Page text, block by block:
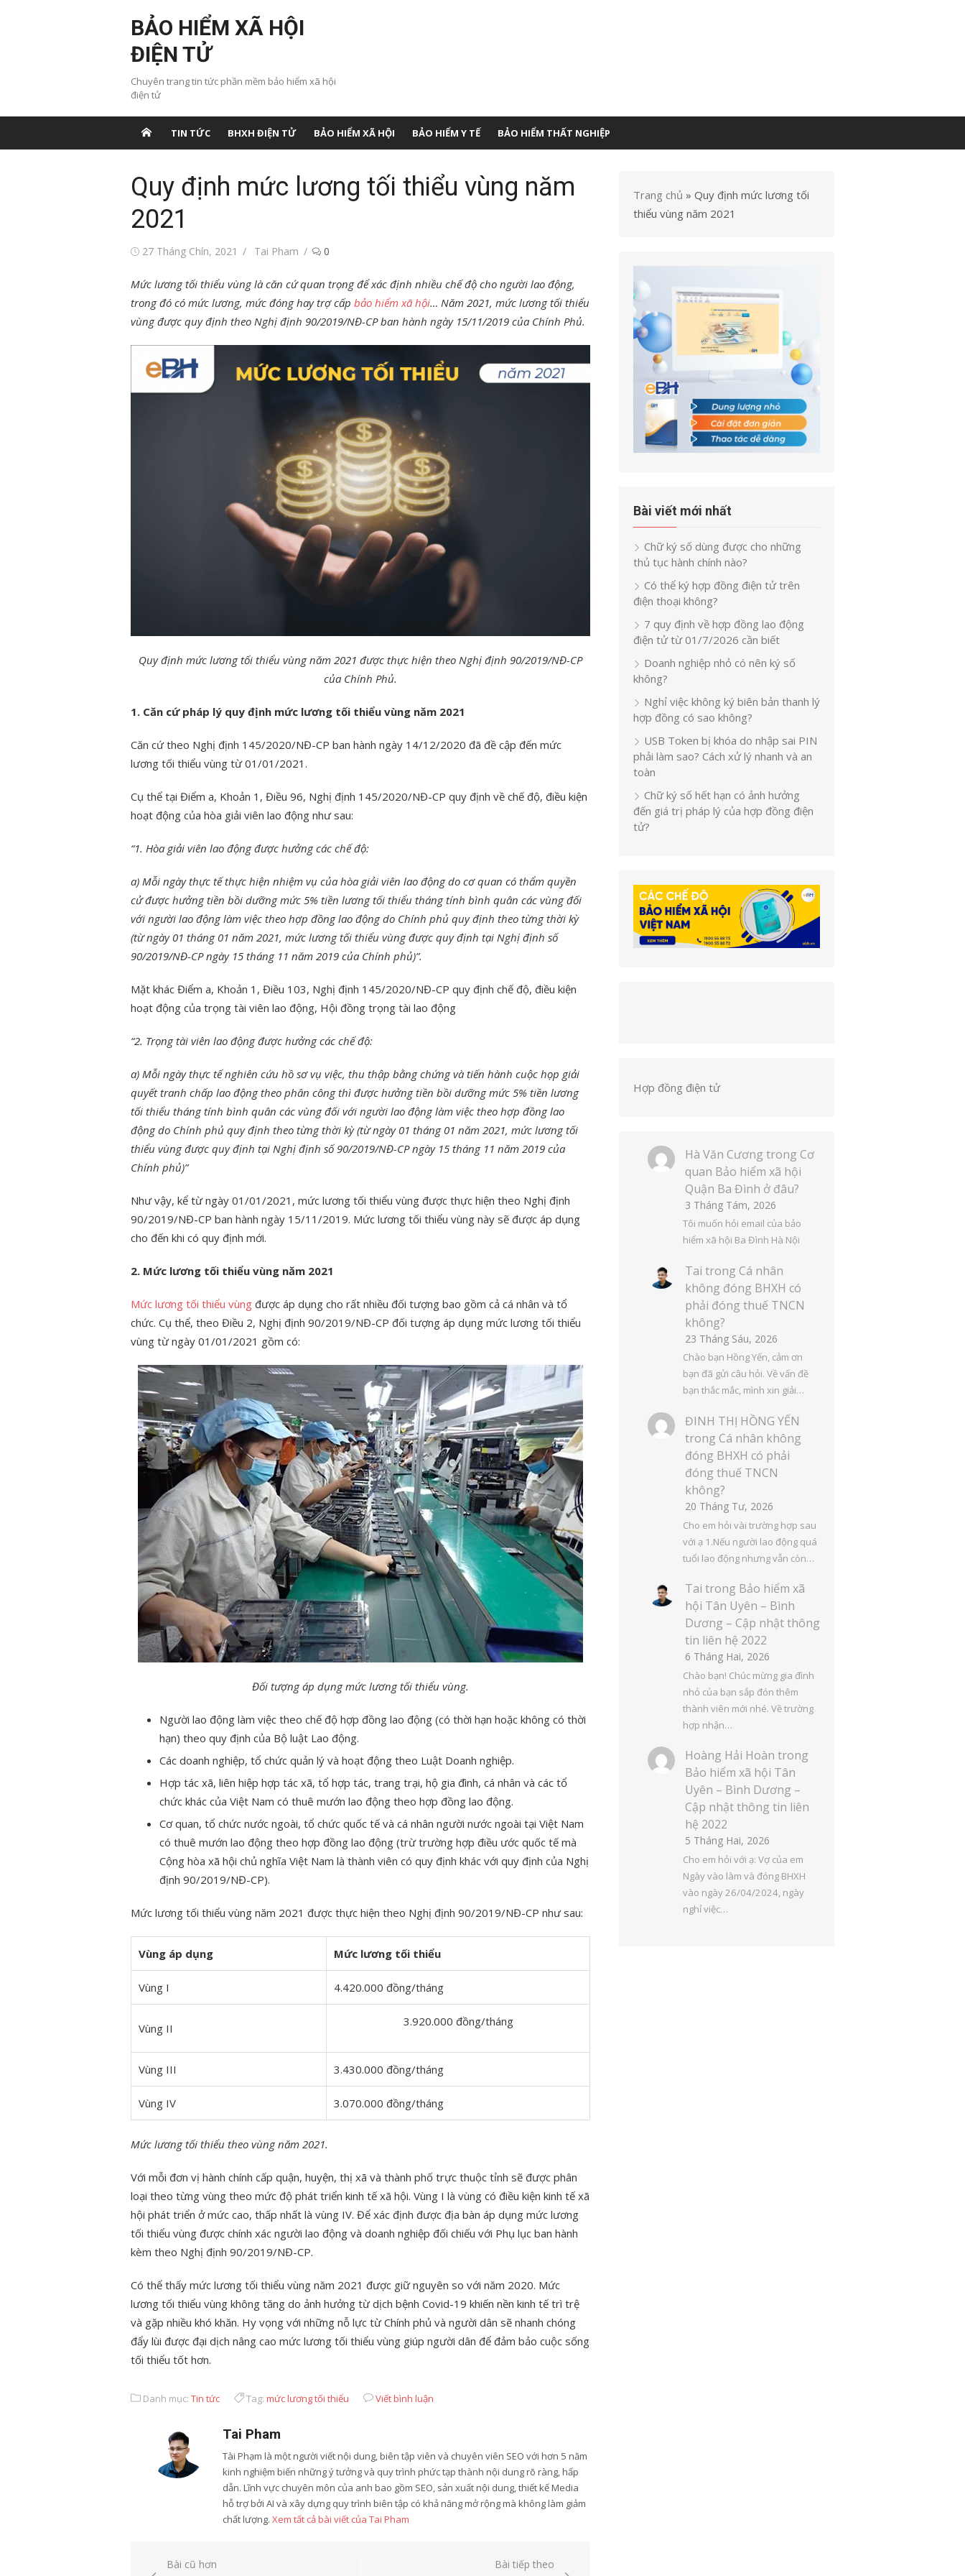
BẢO HIỂM XÃ HỘI
ĐIỆN TỬ
Chuyên trang tin tức phần mềm bảo hiểm xã hội
điện tử
TIN TỨC BHXH ĐIỆN TỬ BẢO HIỂM XÃ HỘI BẢO HIỂM Y TẾ BẢO HIỂM THẤT NGHIỆP
Quy định mức lương tối thiểu vùng năm
2021
Đăng27 Tháng Chín, 2021
Tác
Tai Pham 0
Mức lương tối thiểu vùng là căn cứ quan trọng để xác định nhiều chế độ cho người lao động,
trong đó có mức lương, mức đóng hay trợ cấp bảo hiểm xã hội… Năm 2021, mức lương tối thiểu
vùng được quy định theo Nghị định 90/2019/NĐ-CP ban hành ngày 15/11/2019 của Chính Phủ.
Quy định mức lương tối thiểu vùng năm 2021 được thực hiện theo Nghị định 90/2019/NĐ-CP
của Chính Phủ.
1. Căn cứ pháp lý quy định mức lương tối thiểu vùng năm 2021
Căn cứ theo Nghị định 145/2020/NĐ-CP ban hành ngày 14/12/2020 đã đề cập đến mức
lương tối thiểu vùng từ 01/01/2021.
Cụ thể tại Điểm a, Khoản 1, Điều 96, Nghị định 145/2020/NĐ-CP quy định về chế độ, điều kiện
hoạt động của hòa giải viên lao động như sau:
“1. Hòa giải viên lao động được hưởng các chế độ:
a) Mỗi ngày thực tế thực hiện nhiệm vụ của hòa giải viên lao động do cơ quan có thẩm quyền
cử được hưởng tiền bồi dưỡng mức 5% tiền lương tối thiểu tháng tính bình quân các vùng đối
với người lao động làm việc theo hợp đồng lao động do Chính phủ quy định theo từng thời kỳ
(từ ngày 01 tháng 01 năm 2021, mức lương tối thiểu vùng được quy định tại Nghị định số
90/2019/NĐ-CP ngày 15 tháng 11 năm 2019 của Chính phủ)”.
Mặt khác Điểm a, Khoản 1, Điều 103, Nghị định 145/2020/NĐ-CP quy định chế độ, điều kiện
hoạt động của trọng tài viên lao động, Hội đồng trọng tài lao động
“2. Trọng tài viên lao động được hưởng các chế độ:
a) Mỗi ngày thực tế nghiên cứu hồ sơ vụ việc, thu thập bằng chứng và tiến hành cuộc họp giải
quyết tranh chấp lao động theo phân công thì được hưởng tiền bồi dưỡng mức 5% tiền lương
tối thiểu tháng tính bình quân các vùng đối với người lao động làm việc theo hợp đồng lao
động do Chính phủ quy định theo từng thời kỳ (từ ngày 01 tháng 01 năm 2021, mức lương tối
thiểu vùng được quy định tại Nghị định số 90/2019/NĐ-CP ngày 15 tháng 11 năm 2019 của
Chính phủ)”
Như vậy, kể từ ngày 01/01/2021, mức lương tối thiểu vùng được thực hiện theo Nghị định
90/2019/NĐ-CP ban hành ngày 15/11/2019. Mức lương tối thiểu vùng này sẽ được áp dụng
cho đến khi có quy định mới.
2. Mức lương tối thiểu vùng năm 2021
Mức lương tối thiểu vùng được áp dụng cho rất nhiều đối tượng bao gồm cả cá nhân và tổ
chức. Cụ thể, theo Điều 2, Nghị định 90/2019/NĐ-CP đối tượng áp dụng mức lương tối thiểu
vùng từ ngày 01/01/2021 gồm có:
Đối tượng áp dụng mức lương tối thiểu vùng.
Người lao động làm việc theo chế độ hợp đồng lao động (có thời hạn hoặc không có thời
hạn) theo quy định của Bộ luật Lao động.
Các doanh nghiệp, tổ chức quản lý và hoạt động theo Luật Doanh nghiệp.
Hợp tác xã, liên hiệp hợp tác xã, tổ hợp tác, trang trại, hộ gia đình, cá nhân và các tổ
chức khác của Việt Nam có thuê mướn lao động theo hợp đồng lao động.
Cơ quan, tổ chức nước ngoài, tổ chức quốc tế và cá nhân người nước ngoài tại Việt Nam
có thuê mướn lao động theo hợp đồng lao động (trừ trường hợp điều ước quốc tế mà
Cộng hòa xã hội chủ nghĩa Việt Nam là thành viên có quy định khác với quy định của Nghị
định 90/2019/NĐ-CP).
Mức lương tối thiểu vùng năm 2021 được thực hiện theo Nghị định 90/2019/NĐ-CP như sau:
Vùng áp dụng Mức lương tối thiểu
Vùng I 4.420.000 đồng/tháng
Vùng II 3.920.000 đồng/tháng
Vùng III 3.430.000 đồng/tháng
Vùng IV 3.070.000 đồng/tháng
Mức lương tối thiểu theo vùng năm 2021.
Với mỗi đơn vị hành chính cấp quận, huyện, thị xã và thành phố trực thuộc tỉnh sẽ được phân
loại theo từng vùng theo mức độ phát triển kinh tế xã hội. Vùng I là vùng có điều kiện kinh tế xã
hội phát triển ở mức cao, thấp nhất là vùng IV. Để xác định được địa bàn áp dụng mức lương
tối thiểu vùng được chính xác người lao động và doanh nghiệp đối chiếu với Phụ lục ban hành
kèm theo Nghị định 90/2019/NĐ-CP.
Có thể thấy mức lương tối thiểu vùng năm 2021 được giữ nguyên so với năm 2020. Mức
lương tối thiểu vùng không tăng do ảnh hưởng từ dịch bệnh Covid-19 khiến nền kinh tế trì trệ
và gặp nhiều khó khăn. Hy vọng với những nỗ lực từ Chính phủ và người dân sẽ nhanh chóng
đẩy lùi được đại dịch nâng cao mức lương tối thiểu vùng giúp người dân để đảm bảo cuộc sống
tối thiểu tốt hơn.
Danh mục: Tin tức Tag: mức lương tối thiểu Viết bình luận
Tai Pham
Tài Phạm là một người viết nội dung, biên tập viên và chuyên viên SEO với hơn 5 năm
kinh nghiệm biến những ý tưởng và quy trình phức tạp thành nội dung rõ ràng, hấp
dẫn. Lĩnh vực chuyên môn của anh bao gồm SEO, sản xuất nội dung, thiết kế Media
hỗ trợ bởi AI và xây dựng quy trình biên tập có khả năng mở rộng mà không làm giảm
chất lượng. Xem tất cả bài viết của Tai Pham
ĐiềuBài cũ hơn Bài tiếp theo
Trang chủ » Quy định mức lương tối
thiểu vùng năm 2021
Bài viết mới nhất
Chữ ký số dùng được cho những
thủ tục hành chính nào?
Có thể ký hợp đồng điện tử trên
điện thoại không?
7 quy định về hợp đồng lao động
điện tử từ 01/7/2026 cần biết
Doanh nghiệp nhỏ có nên ký số
không?
Nghỉ việc không ký biên bản thanh lý
hợp đồng có sao không?
USB Token bị khóa do nhập sai PIN
phải làm sao? Cách xử lý nhanh và an
toàn
Chữ ký số hết hạn có ảnh hưởng
đến giá trị pháp lý của hợp đồng điện
tử?
Hợp đồng điện tử
Hà Văn Cương trong Cơ
quan Bảo hiểm xã hội
Quận Ba Đình ở đâu?
3 Tháng Tám, 2026
Tôi muốn hỏi email của bảo
hiểm xã hội Ba Đình Hà Nội
Tai trong Cá nhân
không đóng BHXH có
phải đóng thuế TNCN
không?
23 Tháng Sáu, 2026
Chào bạn Hồng Yến, cảm ơn
bạn đã gửi câu hỏi. Về vấn đề
bạn thắc mắc, mình xin giải…
ĐINH THỊ HỒNG YẾN
trong Cá nhân không
đóng BHXH có phải
đóng thuế TNCN
không?
20 Tháng Tư, 2026
Cho em hỏi vài trường hợp sau
với ạ 1.Nếu người lao động quá
tuổi lao động nhưng vẫn còn…
Tai trong Bảo hiểm xã
hội Tân Uyên – Bình
Dương – Cập nhật thông
tin liên hệ 2022
6 Tháng Hai, 2026
Chào bạn! Chúc mừng gia đình
nhỏ của bạn sắp đón thêm
thành viên mới nhé. Về trường
hợp nhận…
Hoàng Hải Hoàn trong
Bảo hiểm xã hội Tân
Uyên – Bình Dương –
Cập nhật thông tin liên
hệ 2022
5 Tháng Hai, 2026
Cho em hỏi với ạ: Vợ của em
Ngày vào làm và đóng BHXH
vào ngày 26/04/2024, ngày
nghỉ việc…